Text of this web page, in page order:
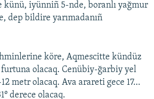
künü, iyünniñ 5-nde, boranlı yağmur
dep bildire yarımadanıñ
köre, Aqmescitte kündüz
olacaq. Cenübiy-ğarbiy yel
metr olacaq. Ava arareti gece 17…
derece olacaq.